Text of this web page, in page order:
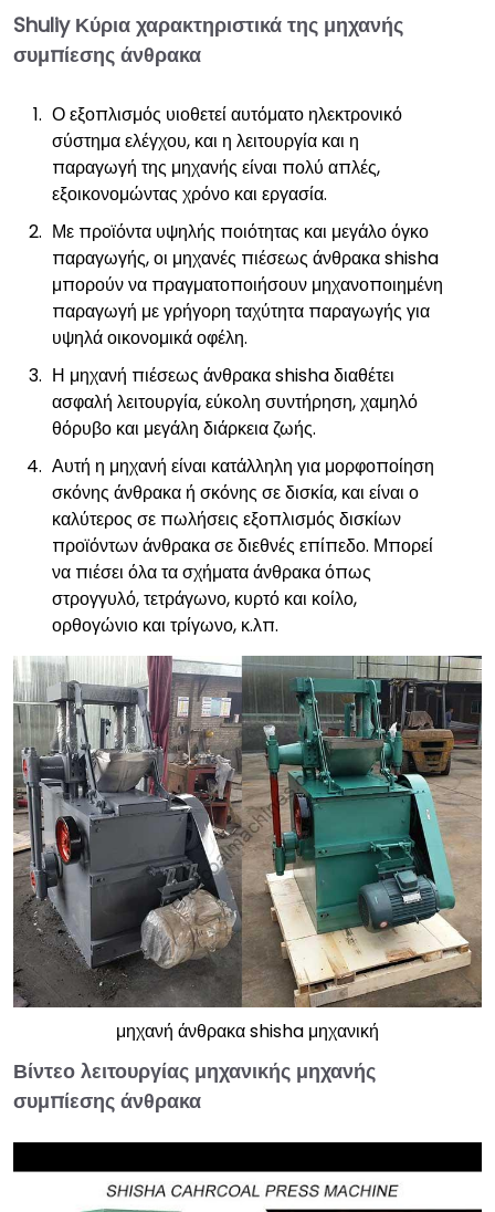
Shuliy Κύρια χαρακτηριστικά της μηχανής
συμπίεσης άνθρακα
Ο εξοπλισμός υιοθετεί αυτόματο ηλεκτρονικό
σύστημα ελέγχου, και η λειτουργία και η
παραγωγή της μηχανής είναι πολύ απλές,
εξοικονομώντας χρόνο και εργασία.
Με προϊόντα υψηλής ποιότητας και μεγάλο όγκο
παραγωγής, οι μηχανές πιέσεως άνθρακα shisha
μπορούν να πραγματοποιήσουν μηχανοποιημένη
παραγωγή με γρήγορη ταχύτητα παραγωγής για
υψηλά οικονομικά οφέλη.
Η μηχανή πιέσεως άνθρακα shisha διαθέτει
ασφαλή λειτουργία, εύκολη συντήρηση, χαμηλό
θόρυβο και μεγάλη διάρκεια ζωής.
Αυτή η μηχανή είναι κατάλληλη για μορφοποίηση
σκόνης άνθρακα ή σκόνης σε δισκία, και είναι ο
καλύτερος σε πωλήσεις εξοπλισμός δισκίων
προϊόντων άνθρακα σε διεθνές επίπεδο. Μπορεί
να πιέσει όλα τα σχήματα άνθρακα όπως
στρογγυλό, τετράγωνο, κυρτό και κοίλο,
ορθογώνιο και τρίγωνο, κ.λπ.
μηχανή άνθρακα shisha μηχανική
Βίντεο λειτουργίας μηχανικής μηχανής
συμπίεσης άνθρακα